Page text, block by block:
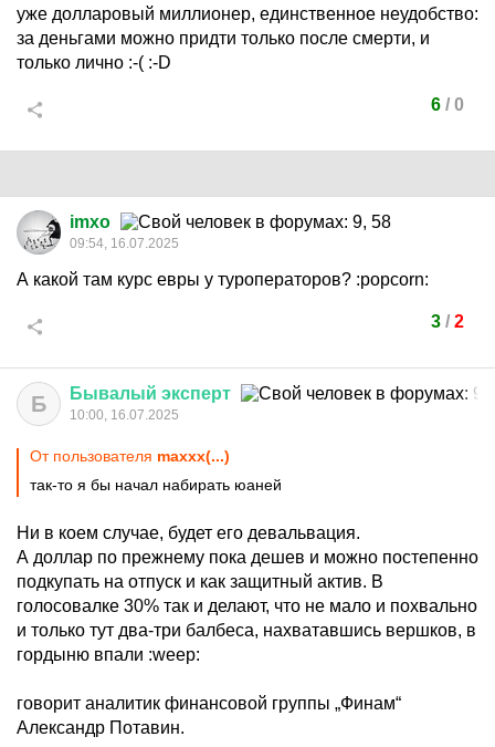
уже долларовый миллионер, единственное неудобство:
за деньгами можно придти только после смерти, и
только лично :-( :-D
6/ 0
imxo
09:54, 16.07.2025
А какой там курс евры у туроператоров? :popcorn:
3/ 2
Б Бывалый эксперт
10:00, 16.07.2025
От пользователя maxxx(...)
так-то я бы начал набирать юаней
Ни в коем случае, будет его девальвация.
А доллар по прежнему пока дешев и можно постепенно
подкупать на отпуск и как защитный актив. В
голосовалке 30% так и делают, что не мало и похвально
и только тут два-три балбеса, нахватавшись вершков, в
гордыню впали :weep:
говорит аналитик финансовой группы „Финам“
Александр Потавин.